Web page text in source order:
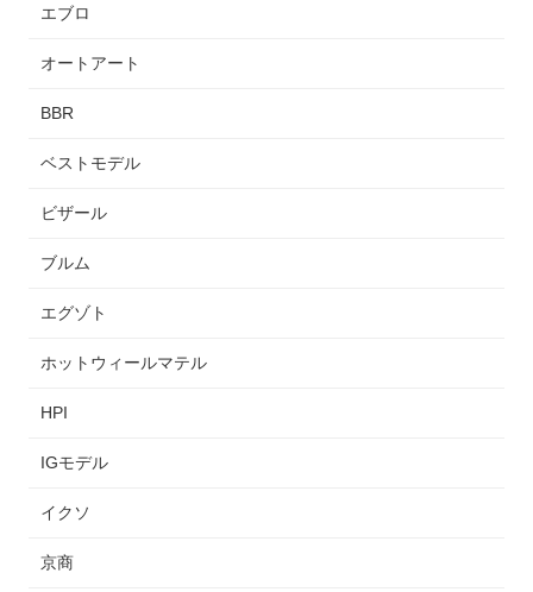
エブロ
オートアート
BBR
ベストモデル
ビザール
ブルム
エグゾト
ホットウィールマテル
HPI
IGモデル
イクソ
京商